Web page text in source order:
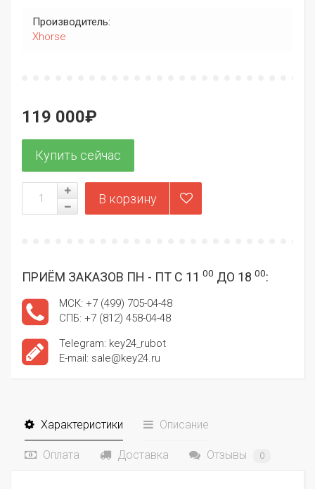
Производитель:
Xhorse
119 000₽
ПРИЁМ ЗАКАЗОВ ПН - ПТ С 11 00 ДО 18 00:
МСК: +7 (499) 705-04-48
СПБ: +7 (812) 458-04-48
Telegram: key24_rubot
E-mail: sale@key24.ru
Характеристики Описание
Оплата Доставка Отзывы 0